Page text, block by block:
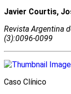
Javier Courtis,
Revista Argentina
(3):0096-0099
Caso Clínico